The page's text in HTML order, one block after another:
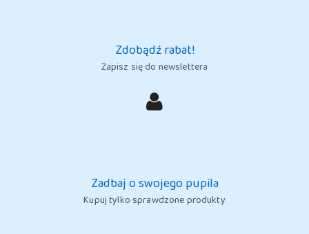
Zdobądź rabat!
Zapisz się do newslettera
Zadbaj o swojego pupila
Kupuj tylko sprawdzone produkty